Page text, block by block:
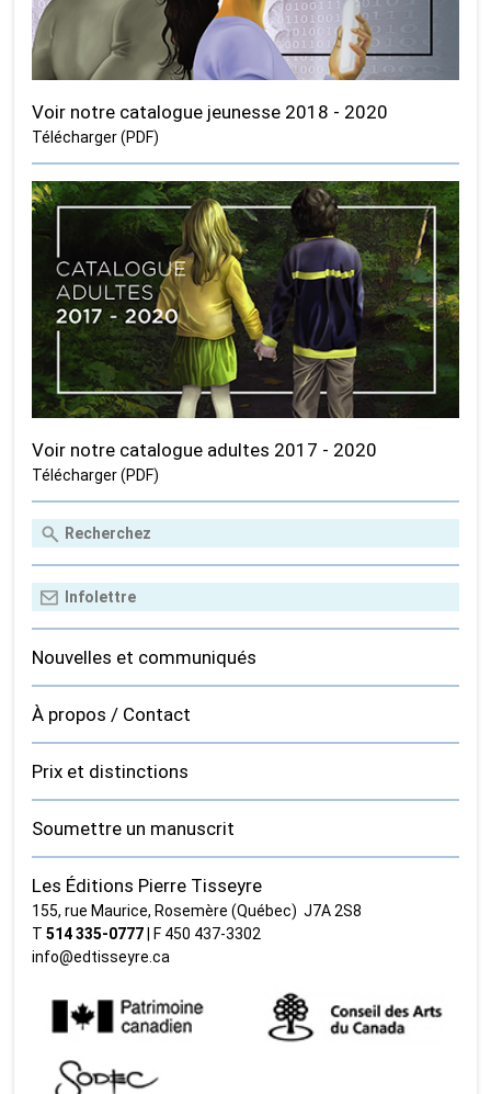
Voir notre catalogue jeunesse 2018 - 2020
Télécharger (PDF)
Voir notre catalogue adultes 2017 - 2020
Télécharger (PDF)
Nouvelles et communiqués
À propos / Contact
Prix et distinctions
Soumettre un manuscrit
Les Éditions Pierre Tisseyre
155, rue Maurice, Rosemère (Québec) J7A 2S8
T514 335‑0777 | F 450 437‑3302
info@edtisseyre.ca